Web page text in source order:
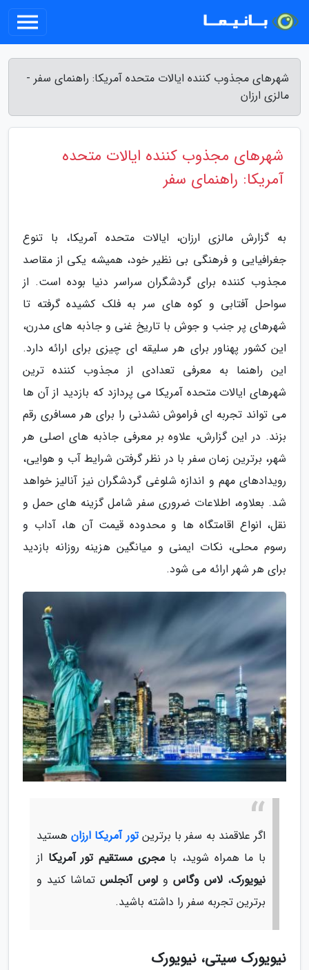
شهرهای مجذوب کننده ایالات متحده آمریکا: راهنمای سفر -
مالزی ارزان
شهرهای مجذوب کننده ایالات متحده
آمریکا: راهنمای سفر
به گزارش مالزی ارزان، ایالات متحده آمریکا، با تنوع
جغرافیایی و فرهنگی بی نظیر خود، همیشه یکی از مقاصد
مجذوب کننده برای گردشگران سراسر دنیا بوده است. از
سواحل آفتابی و کوه های سر به فلک کشیده گرفته تا
شهرهای پر جنب و جوش با تاریخ غنی و جاذبه های مدرن،
این کشور پهناور برای هر سلیقه ای چیزی برای ارائه دارد.
این راهنما به معرفی تعدادی از مجذوب کننده ترین
شهرهای ایالات متحده آمریکا می پردازد که بازدید از آن ها
می تواند تجربه ای فراموش نشدنی را برای هر مسافری رقم
بزند. در این گزارش، علاوه بر معرفی جاذبه های اصلی هر
شهر، برترین زمان سفر با در نظر گرفتن شرایط آب و هوایی،
رویدادهای مهم و اندازه شلوغی گردشگران نیز آنالیز خواهد
شد. بعلاوه، اطلاعات ضروری سفر شامل گزینه های حمل و
نقل، انواع اقامتگاه ها و محدوده قیمت آن ها، آداب و
رسوم محلی، نکات ایمنی و میانگین هزینه روزانه بازدید
برای هر شهر ارائه می شود.
اگر علاقمند به سفر با برترینتور آمریکا ارزانهستید
با ما همراه شوید، بامجری مستقیم تور آمریکا از
نیویورک،لاس وگاس ولوس آنجلستماشا کنید و
برترین تجربه سفر را داشته باشید.
نیویورک سیتی، نیویورک